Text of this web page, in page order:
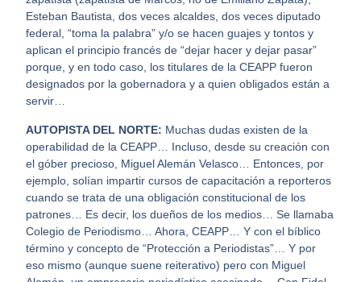
Esteban Bautista, dos veces alcaldes, dos veces diputado
federal, “toma la palabra” y/o se hacen guajes y tontos y
aplican el principio francés de “dejar hacer y dejar pasar”
porque, y en todo caso, los titulares de la CEAPP fueron
designados por la gobernadora y a quien obligados están a
servir…
AUTOPISTA DEL NORTE: Muchas dudas existen de la
operabilidad de la CEAPP… Incluso, desde su creación con
el góber precioso, Miguel Alemán Velasco… Entonces, por
ejemplo, solían impartir cursos de capacitación a reporteros
cuando se trata de una obligación constitucional de los
patrones… Es decir, los dueños de los medios… Se llamaba
Colegio de Periodismo… Ahora, CEAPP… Y con el bíblico
término y concepto de “Protección a Periodistas”… Y por
eso mismo (aunque suene reiterativo) pero con Miguel